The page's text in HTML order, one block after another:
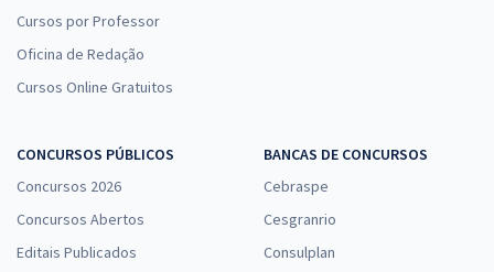
Cursos por Professor
Oficina de Redação
Cursos Online Gratuitos
CONCURSOS PÚBLICOS
Concursos 2026
Concursos Abertos
Editais Publicados
BANCAS DE CONCURSOS
Cebraspe
Cesgranrio
Consulplan